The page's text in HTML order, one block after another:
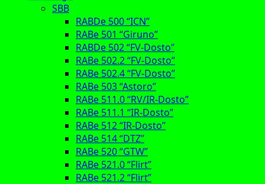
SBB
RABDe 500 “ICN”
RABe 501 “Giruno”
RABDe 502 “FV-Dosto”
RABe 502.2 “FV-Dosto”
RABe 502.4 “FV-Dosto”
RABe 503 “Astoro”
RABe 511.0 “RV/IR-Dosto”
RABe 511.1 “IR-Dosto”
RABe 512 “IR-Dosto”
RABe 514 “DTZ”
RABe 520 “GTW”
RABe 521.0 “Flirt”
RABe 521.2 “Flirt”